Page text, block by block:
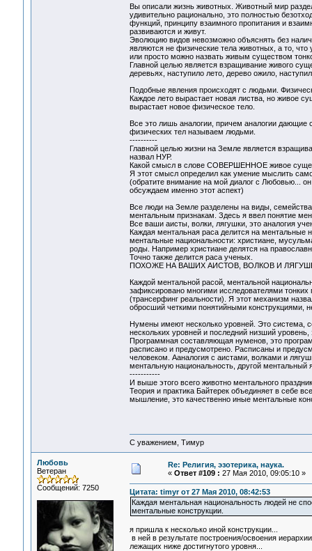
Вы описали жизнь животных. Животный мир
удивительно рационально, это полностью
функций, принципу взаимного пропитания и
развиваются и живут.
Эволюцию видов невозможно объяснять без
являются не физические тела животных, а то,
или просто можно назвать живым существом
Главной целью является взращивание живого
деревьях, наступило лето, дерево ожило,
Подобные явления происходят с людьми.
Каждое лето вырастает новая листва, но живое
вырастает новое физическое тело.
Все это лишь аналогии, причем аналогии
физических тел называем людьми.
----------
Главной целью жизни на Земле является
назвал НУР.
Какой смысл в слове СОВЕРШЕННОЕ живое
Я этот смысл определил как умение мыслить
(обратите внимание на мой диалог с Любовью...
обсуждаем именно этот аспект)
Все люди на Земле разделены на виды,
ментальным признакам. Здесь я ввел понятие
Все ваши аисты, волки, лягушки, это аналогия
Каждая ментальная раса делится на
ментальные национальности: христиане,
роды. Например христиане делятся на
Точно также делится раса ученых.
ПОХОЖЕ НА ВАШИХ АИСТОВ, ВОЛКОВ И
Каждой ментальной расой, ментальной
зафиксировано многими исследователями тонких
(трансерфинг реальности). Я этот механизм
обросший четкими понятийными конструкциями,
Нумены имеют несколько уровней. Это система,
нескольких уровней и последний низший
Программная составляющая нуменов, это
расписано и предусмотрено. Расписаны и
человеком. Ааналогия с аистами, волками и
ментальную национальность, другой ментальный
-----------
И выше этого всего животно ментального
Теория и практика Байтерек объединяет в себе
мышление, это качественно иные ментальные
С уважением, Тимур
Любовь
Ветеран
Сообщений: 7250
Re: Религия, эзотерика, наука.
« Ответ #109 : 27 Мая 2010, 09:05:10 »
Цитата: timyr от 27 Мая 2010, 08:42:53
Каждая ментальная национальность людей не
ментальные конструкции.
я пришла к несколько иной конструкции...
в ней в результате построения/освоения
лежащих ниже достигнутого уровня...